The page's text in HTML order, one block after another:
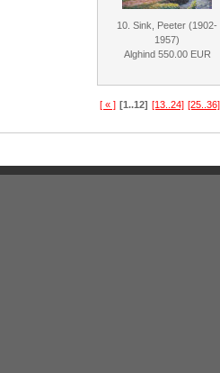
10. Sink, Peeter (1902-
1957)
Alghind 550.00 EUR
[ « ] [1..12] [13..24] [25..36]